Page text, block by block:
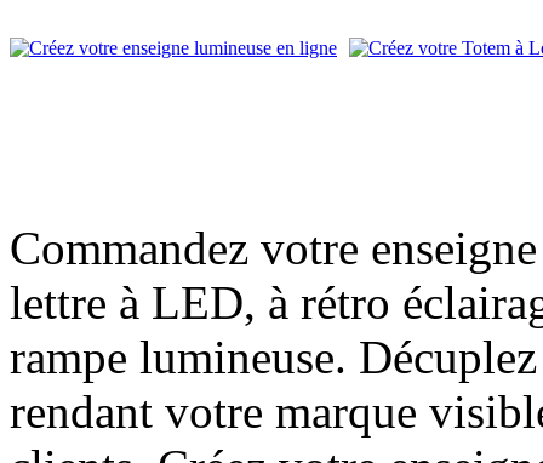
Commandez votre
lettre à LED, à rétro
rampe lumineuse.
rendant votre marque